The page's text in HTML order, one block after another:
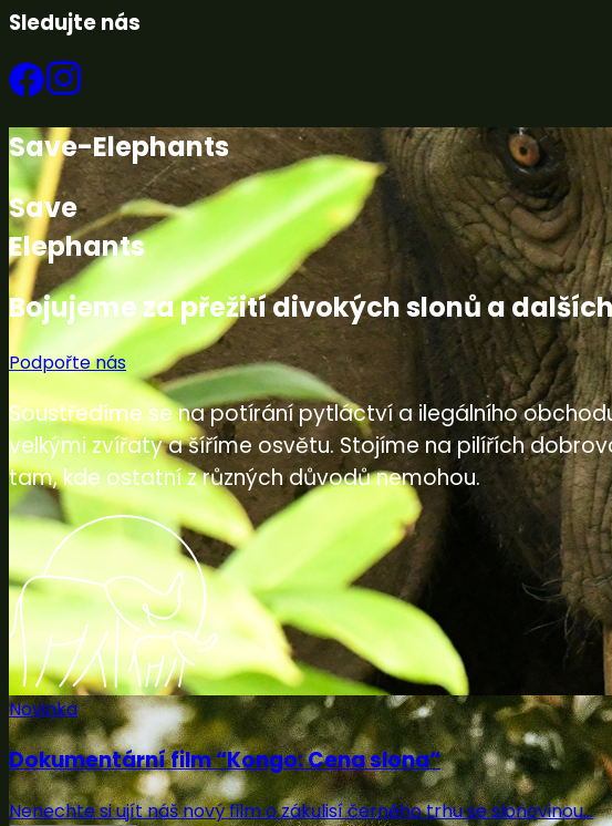
Sledujte nás
Save-Elephants
Save
Elephants
Bojujeme za přežití divokých slonů a
Podpořte nás
Soustředíme se na potírání pytláctví a ilegálního
velkými zvířaty a šíříme osvětu. Stojíme na pilířích
tam, kde ostatní z různých důvodů nemohou.
Novinka
Dokumentární film “Kongo: Cena slona“
Nenechte si ujít náš nový film o zákulisí černého trhu se slonovinou...